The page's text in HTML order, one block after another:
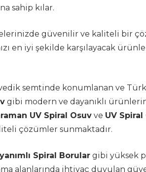
sahip kılar.
güvenilir ve kaliteli bir
en iyi şekilde karşılayacak
İvedik semtinde konumlanan ve
gibi modern ve dayanıklı
UV Spiral Osuv ve UV Spiral
çözümler sunmaktadır.
Spiral Borular gibi yüksek
alanlarında ihtiyaç duyulan